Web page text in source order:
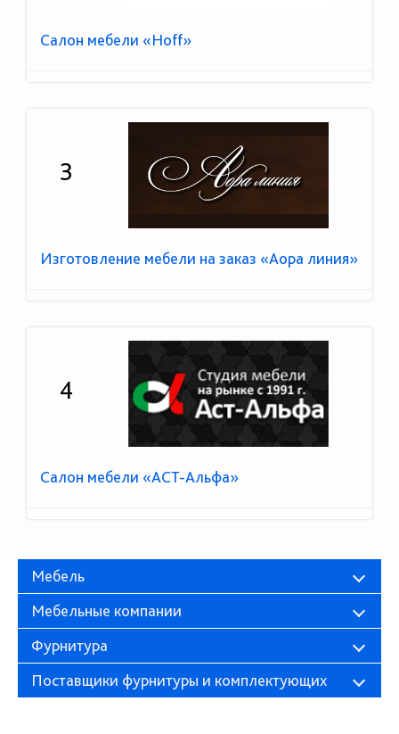
Салон мебели «Hoff»
3
Изготовление мебели на заказ «Аора линия»
4
Салон мебели «АСТ-Альфа»
Мебель
Мебельные компании
Фурнитура
Поставщики фурнитуры и комплектующих